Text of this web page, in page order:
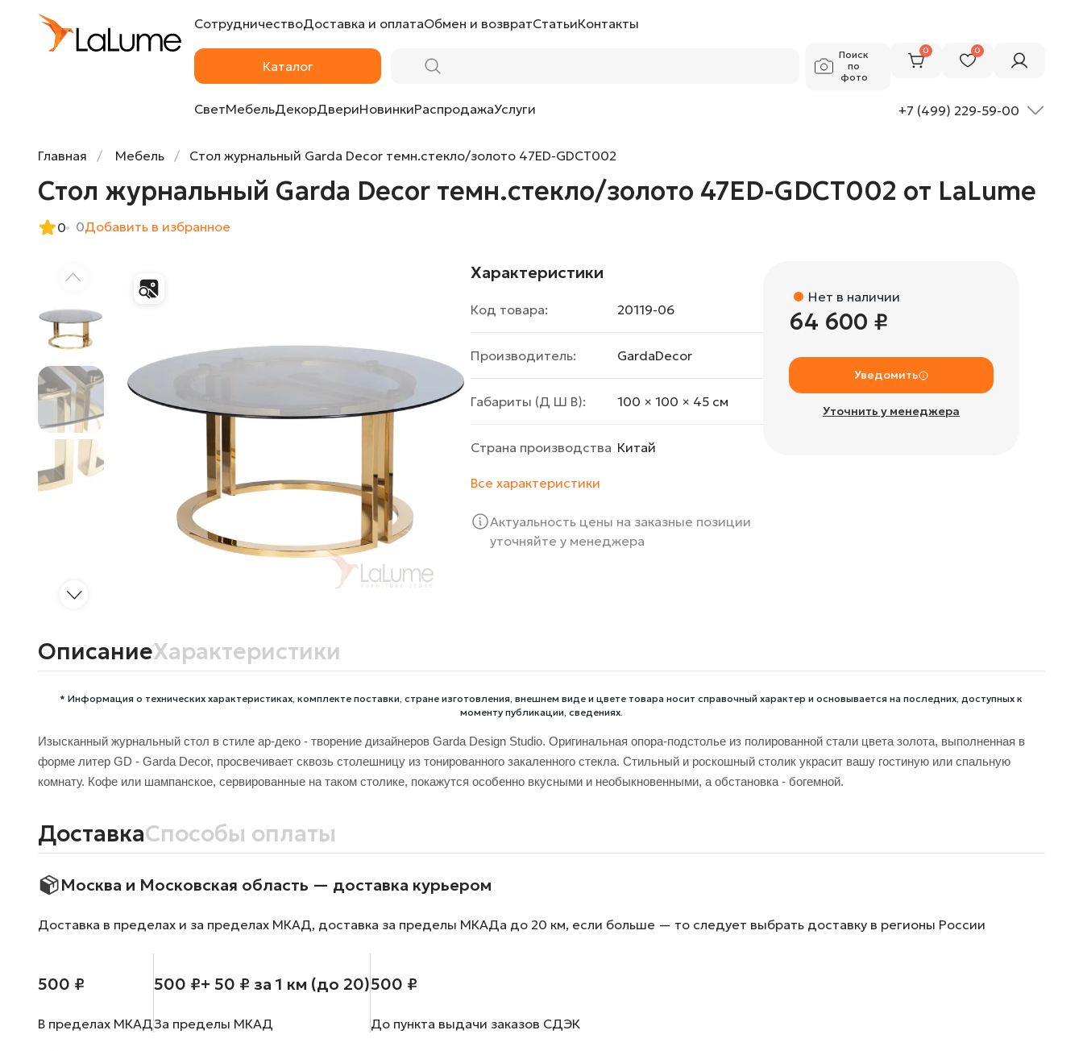
СотрудничествоДоставка и оплатаОбмен и возвратСтатьиКонтакты
Каталог
Поиск
по
фото
0 0
СветМебельДекорДвериНовинкиРаспродажаУслуги +7 (499) 229-59-00
Главная Мебель Стол журнальный Garda Decor темн.стекло/золото 47ED-GDCT002
Стол журнальный Garda Decor темн.стекло/золото 47ED-GDCT002 от LaLume
0 0Добавить в избранное
Характеристики
Код товара: 20119-06
Производитель: GardaDecor
Габариты (Д Ш В): 100 × 100 × 45 cм
Страна производства Китай
Все характеристики
Актуальность цены на заказные позиции
уточняйте у менеджера
Нет в наличии
64 600 ₽
Уведомить
Уточнить у менеджера
ОписаниеХарактеристики
* Информация о технических характеристиках, комплекте поставки, стране изготовления, внешнем виде и цвете товара носит справочный характер и основывается на последних, доступных к
моменту публикации, сведениях.
Изысканный журнальный стол в стиле ар-деко - творение дизайнеров Garda Design Studio. Оригинальная опора-подстолье из полированной стали цвета золота, выполненная в
форме литер GD - Garda Decor, просвечивает сквозь столешницу из тонированного закаленного стекла. Стильный и роскошный столик украсит вашу гостиную или спальную
комнату. Кофе или шампанское, сервированные на таком столике, покажутся особенно вкусными и необыкновенными, а обстановка - богемной.
ДоставкаСпособы оплаты
Москва и Московская область — доставка курьером
Доставка в пределах и за пределах МКАД, доставка за пределы МКАДа до 20 км, если больше — то следует выбрать доставку в регионы России
500 ₽
В пределах МКАД
500 ₽+ 50 ₽ за 1 км (до 20)
За пределы МКАД
500 ₽
До пункта выдачи заказов СДЭК
Стол журнальный Garda Decor темн.стекло/золото 47ED-GDCT002 от LaLume